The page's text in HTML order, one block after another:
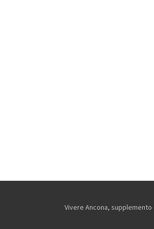
Vivere Ancona,